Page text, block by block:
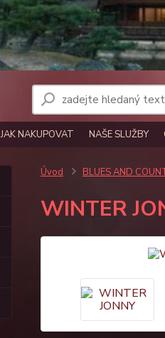
JAK NAKUPOVAT NAŠE SLUŽBY
Úvod BLUES AND
WINTER